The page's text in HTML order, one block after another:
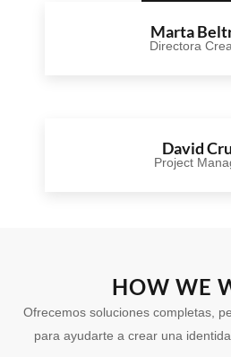
Marta
Directora
David
Project
HOW WE
Ofrecemos soluciones completas,
para ayudarte a crear una